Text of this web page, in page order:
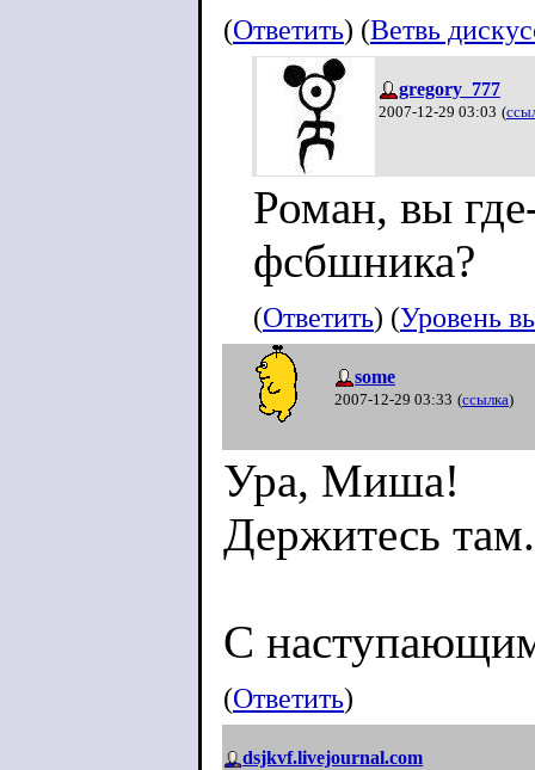
(Ответить) (Ветвь
gregory_777
2007-12-29 03:03 (
Роман, вы
фсбшника?
(Ответить) (Уровень
some
2007-12-29 03:33 (ссылка)
Ура, Миша!
Держитесь там.
С
(Ответить)
dsjkvf.livejournal.com